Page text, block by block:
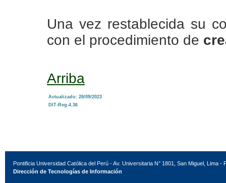
Una vez restablecida su
con el procedimiento de
Arriba
Actualizado: 28/09/2023
DIT-Reg-4.36
Pontificia Universidad Católica del Perú - Av. Universitaria N° 1801, San Miguel, Lima -
Dirección de Tecnologías de Información